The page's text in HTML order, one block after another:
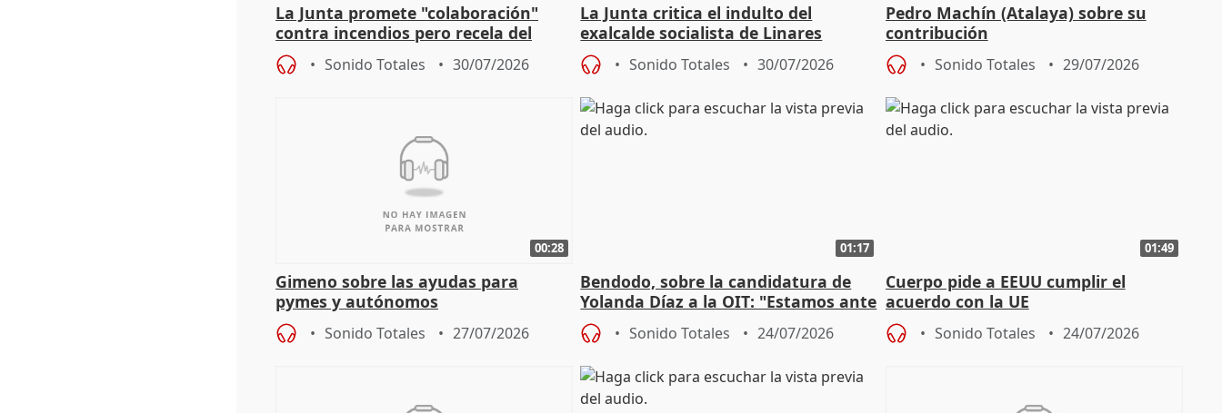
La Junta promete "colaboración"
contra incendios pero recela del
pacto de Estado de Sánchez
Sonido Totales 30/07/2026
La Junta critica el indulto del
exalcalde socialista de Linares
"condenado por corrupción"
Sonido Totales 30/07/2026
Pedro Machín (Atalaya) sobre su
contribución
Sonido Totales 29/07/2026
00:28
Gimeno sobre las ayudas para
pymes y autónomos
Sonido Totales 27/07/2026
01:17
Bendodo, sobre la candidatura de
Yolanda Díaz a la OIT: "Estamos ante
un plan de evacuación"
Sonido Totales 24/07/2026
01:49
Cuerpo pide a EEUU cumplir el
acuerdo con la UE
Sonido Totales 24/07/2026